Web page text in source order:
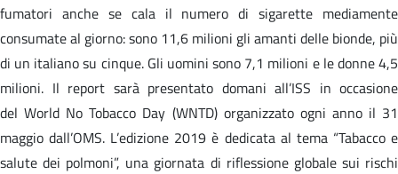
fumatori anche se cala il numero di sigarette mediamente
consumate al giorno: sono 11,6 milioni gli amanti delle bionde, più
di un italiano su cinque. Gli uomini sono 7,1 milioni e le donne 4,5
milioni. Il report sarà presentato domani all’ISS in occasione
del World No Tobacco Day (WNTD) organizzato ogni anno il 31
maggio dall’OMS. L’edizione 2019 è dedicata al tema “Tabacco e
salute dei polmoni”, una giornata di riflessione globale sui rischi